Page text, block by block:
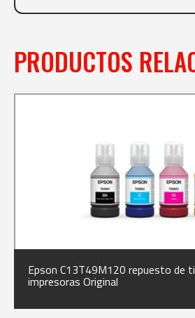
PRODUCTOS
Epson C13T49M120 repuesto de
impresoras Original